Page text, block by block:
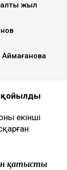
жыл
қойылды
екінші
қатысты